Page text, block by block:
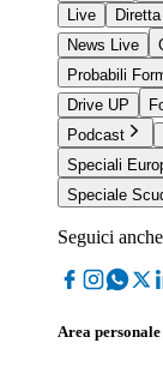
Live
News Live
Probabili
Drive UP
Podcast
Speciali
Speciale
Seguici
Area personale